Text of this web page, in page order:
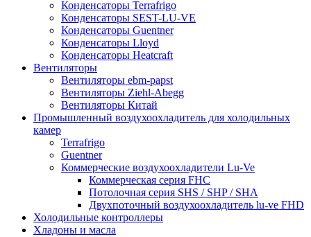
Конденсаторы Terrafrigo
Конденсаторы SEST-LU-VE
Конденсаторы Guentner
Конденсаторы Lloyd
Конденсаторы Heatcraft
Вентиляторы
Вентиляторы ebm-papst
Вентиляторы Ziehl-Abegg
Вентиляторы Китай
Промышленный воздухоохладитель для холодильных
камер
Terrafrigo
Guentner
Коммерческие воздухоохладители Lu-Ve
Коммерческая серия FHC
Потолочная серия SHS / SHP / SHA
Двухпоточный воздухоохладитель lu-ve FHD
Холодильные контроллеры
Хладоны и масла